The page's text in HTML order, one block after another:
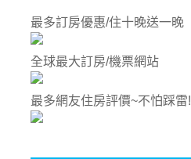
最多訂房優惠/住十晚送一晚
全球最大訂房/機票網站
最多網友住房評價~不怕踩雷!